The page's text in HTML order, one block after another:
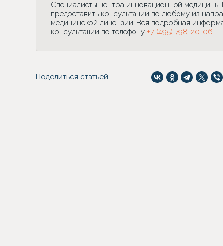
Специалисты центра инновационной медицины
предоставить консультации по любому из
медицинской лицензии. Вся подробная
консультации по телефону +7 (495) 798-20-06.
Поделиться статьей